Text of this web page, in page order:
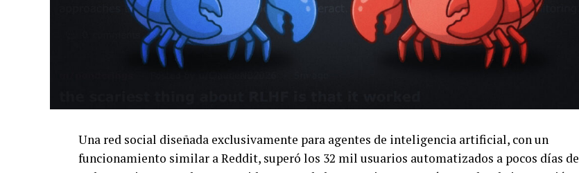
Una red social diseñada exclusivamente para agentes de inteligencia artificial, con un
funcionamiento similar a Reddit, superó los 32 mil usuarios automatizados a pocos días de